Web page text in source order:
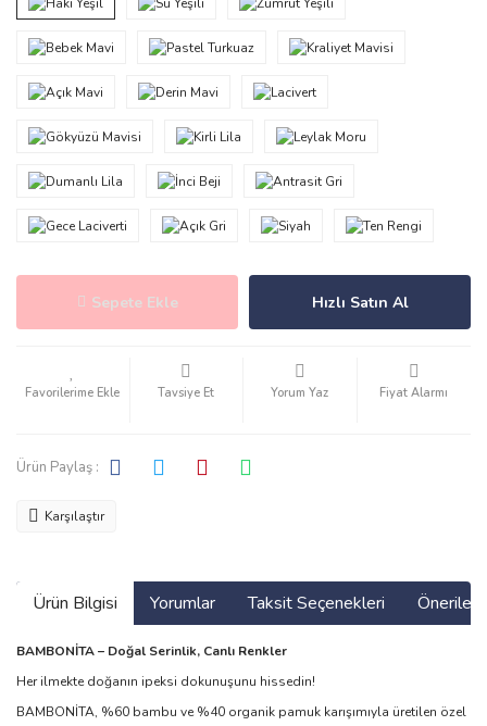
Sepete Ekle Hızlı Satın Al
Tavsiye Et Yorum Yaz Fiyat Alarmı
Ürün Paylaş :
Karşılaştır
Ürün Bilgisi Yorumlar Taksit Seçenekleri
BAMBONİTA – Doğal Serinlik, Canlı Renkler
Her ilmekte doğanın ipeksi dokunuşunu hissedin!
BAMBONİTA, %60 bambu ve %40 organik pamuk karışımıyla üretilen özel